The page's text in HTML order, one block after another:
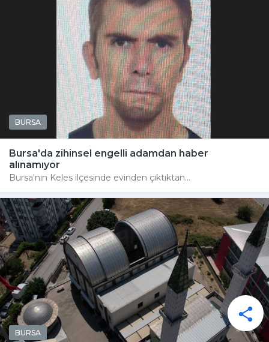
BURSA
Bursa'da zihinsel engelli adamdan haber
alınamıyor
Bursa'nın Keles ilçesinde evinden çıktıktan...
BURSA